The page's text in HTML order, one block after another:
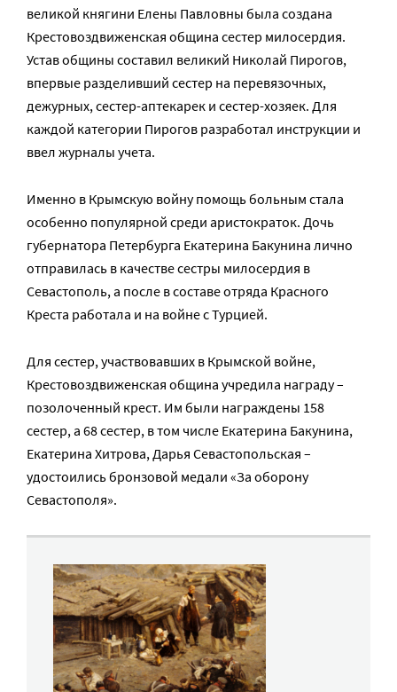
великой княгини Елены Павловны была создана
Крестовоздвиженская община сестер милосердия.
Устав общины составил великий Николай Пирогов,
впервые разделивший сестер на перевязочных,
дежурных, сестер-аптекарек и сестер-хозяек. Для
каждой категории Пирогов разработал инструкции и
ввел журналы учета.
Именно в Крымскую войну помощь больным стала
особенно популярной среди аристократок. Дочь
губернатора Петербурга Екатерина Бакунина лично
отправилась в качестве сестры милосердия в
Севастополь, а после в составе отряда Красного
Креста работала и на войне с Турцией.
Для сестер, участвовавших в Крымской войне,
Крестовоздвиженская община учредила награду –
позолоченный крест. Им были награждены 158
сестер, а 68 сестер, в том числе Екатерина Бакунина,
Екатерина Хитрова, Дарья Севастопольская –
удостоились бронзовой медали «За оборону
Севастополя».